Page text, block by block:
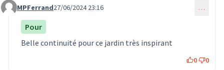
Commentaire 615
MPFerrand27/06/2024 23:16 …
Pour
Belle continuité pour ce jardin très inspirant
0 0